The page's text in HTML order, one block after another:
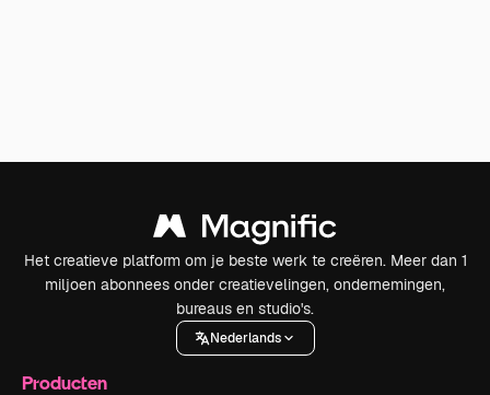
Het creatieve platform om je beste werk te creëren. Meer dan 1
miljoen abonnees onder creatievelingen, ondernemingen,
bureaus en studio's.
Nederlands
Producten